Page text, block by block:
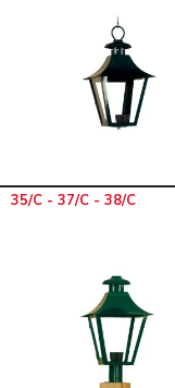
35/C - 37/C - 38/C